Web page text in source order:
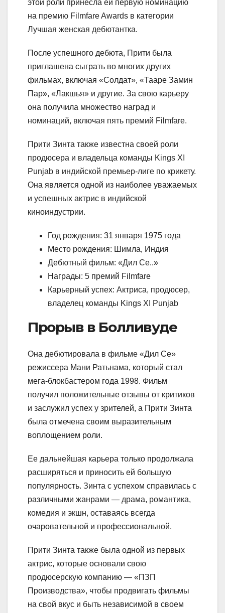
этой роли принесла ей первую номинацию
на премию Filmfare Awards в категории
Лучшая женская дебютантка.
После успешного дебюта, Прити была
приглашена сыграть во многих других
фильмах, включая «Солдат», «Тааре Замин
Пар», «Лакшья» и другие. За свою карьеру
она получила множество наград и
номинаций, включая пять премий Filmfare.
Прити Зинта также известна своей роли
продюсера и владельца команды Kings XI
Punjab в индийской премьер-лиге по крикету.
Она является одной из наиболее уважаемых
и успешных актрис в индийской
киноиндустрии.
Год рождения: 31 января 1975 года
Место рождения: Шимла, Индия
Дебютный фильм: «Дил Се..»
Награды: 5 премий Filmfare
Карьерный успех: Актриса, продюсер,
владелец команды Kings XI Punjab
Прорыв в Болливуде
Она дебютировала в фильме «Дил Се»
режиссера Мани Ратьнама, который стал
мега-блокбастером года 1998. Фильм
получил положительные отзывы от критиков
и заслужил успех у зрителей, а Прити Зинта
была отмечена своим выразительным
воплощением роли.
Ее дальнейшая карьера только продолжала
расширяться и приносить ей большую
популярность. Зинта с успехом справилась с
различными жанрами — драма, романтика,
комедия и экшн, оставаясь всегда
очаровательной и профессиональной.
Прити Зинта также была одной из первых
актрис, которые основали свою
продюсерскую компанию — «ПЗП
Производства», чтобы продвигать фильмы
на свой вкус и быть независимой в своем